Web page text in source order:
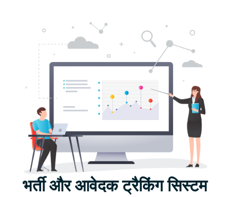
भर्ती और आवेदक ट्रैकिंग सिस्टम